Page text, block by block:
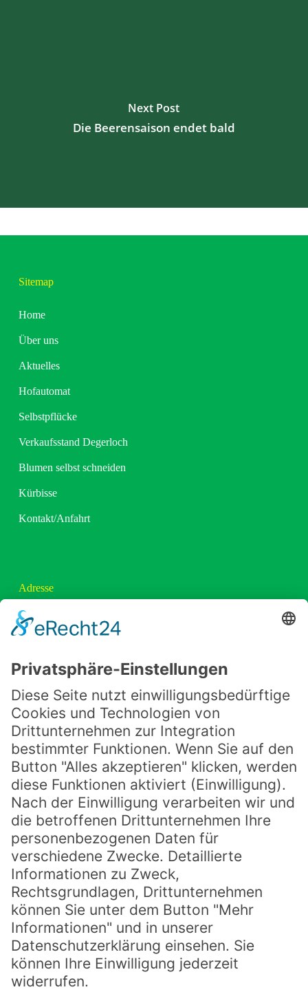
Next Post
Die Beerensaison endet bald
Sitemap
Home
Über uns
Aktuelles
Hofautomat
Selbstpflücke
Verkaufsstand Degerloch
Blumen selbst schneiden
Kürbisse
Kontakt/Anfahrt
Adresse
Beeren Brodbeck GbR
70565 Stuttgart-Möhringen
E-Mail:mail@beeren-brodbeck.de
Beeren-Hotline:
0711 – 78 00 844
Welches Selbstpflückefeld hat geöffnet?
Öffnungszeiten und Starttermine.
Der Anrufbeantworter ist immer aktuell für sie besprochen.
Social
facebook instagram
Rechtliches
Datenschutzerklärung